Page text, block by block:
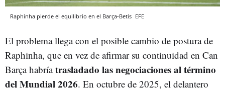
Raphinha pierde el equilibrio en el Barça-Betis EFE
El problema llega con el posible cambio de postura de
Raphinha, que en vez de afirmar su continuidad en Can
Barça habríatrasladado las negociaciones al término
del Mundial 2026. En octubre de 2025, el delantero